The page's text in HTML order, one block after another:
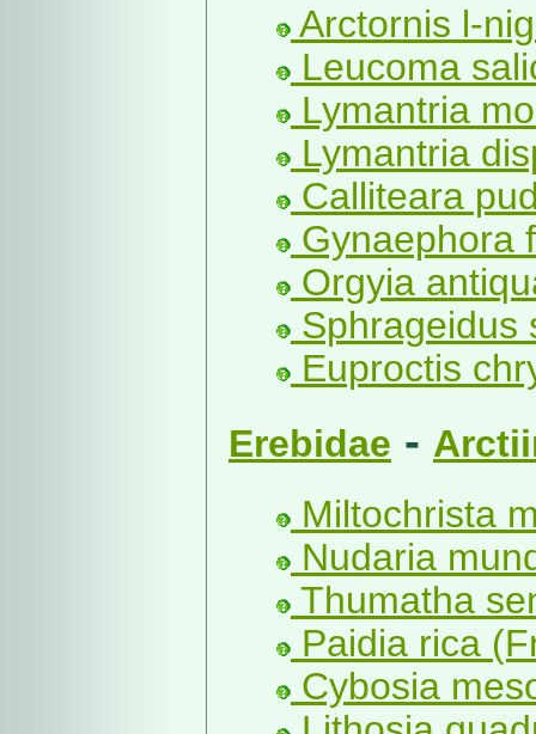
Arctornis l-
Leucoma
Lymantria
Lymantria
Calliteara
Gynaephora
Orgyia
Sphrageidus
Euproctis
Erebidae -
Miltochrista
Nudaria
Thumatha
Paidia rica
Cybosia